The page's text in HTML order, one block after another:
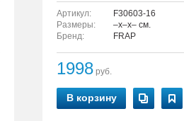
Артикул:
F30603-16
Размеры:
–x–x– см.
Бренд:
FRAP
1998 руб.
В корзину